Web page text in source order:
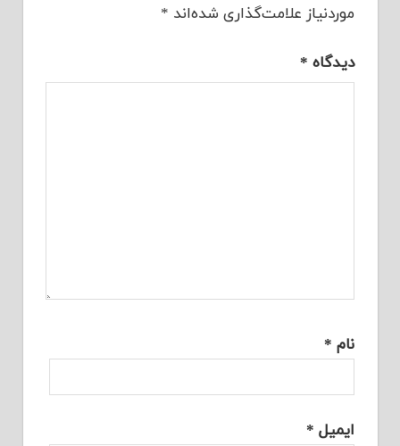
موردنیاز علامت‌گذاری شده‌اند *
دیدگاه *
نام *
ایمیل *